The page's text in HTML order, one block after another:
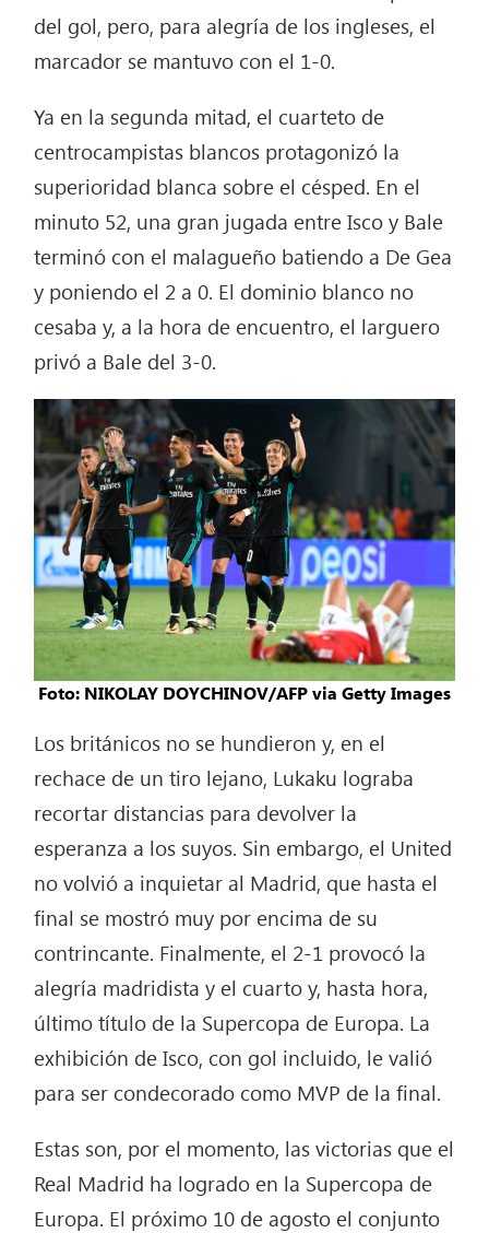
del gol, pero, para alegría de los ingleses, el
marcador se mantuvo con el 1-0.
Ya en la segunda mitad, el cuarteto de
centrocampistas blancos protagonizó la
superioridad blanca sobre el césped. En el
minuto 52, una gran jugada entre Isco y Bale
terminó con el malagueño batiendo a De Gea
y poniendo el 2 a 0. El dominio blanco no
cesaba y, a la hora de encuentro, el larguero
privó a Bale del 3-0.
Foto: NIKOLAY DOYCHINOV/AFP via Getty Images
Los británicos no se hundieron y, en el
rechace de un tiro lejano, Lukaku lograba
recortar distancias para devolver la
esperanza a los suyos. Sin embargo, el United
no volvió a inquietar al Madrid, que hasta el
final se mostró muy por encima de su
contrincante. Finalmente, el 2-1 provocó la
alegría madridista y el cuarto y, hasta hora,
último título de la Supercopa de Europa. La
exhibición de Isco, con gol incluido, le valió
para ser condecorado como MVP de la final.
Estas son, por el momento, las victorias que el
Real Madrid ha logrado en la Supercopa de
Europa. El próximo 10 de agosto el conjunto